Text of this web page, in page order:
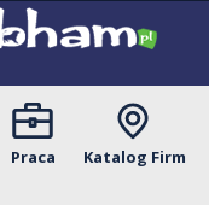
Praca Katalog Firm